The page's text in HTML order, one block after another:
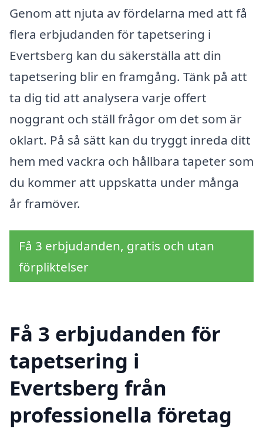
Genom att njuta av fördelarna med att få
flera erbjudanden för tapetsering i
Evertsberg kan du säkerställa att din
tapetsering blir en framgång. Tänk på att
ta dig tid att analysera varje offert
noggrant och ställ frågor om det som är
oklart. På så sätt kan du tryggt inreda ditt
hem med vackra och hållbara tapeter som
du kommer att uppskatta under många
år framöver.
Få 3 erbjudanden, gratis och utan
förpliktelser
Få 3 erbjudanden för
tapetsering i
Evertsberg från
professionella företag